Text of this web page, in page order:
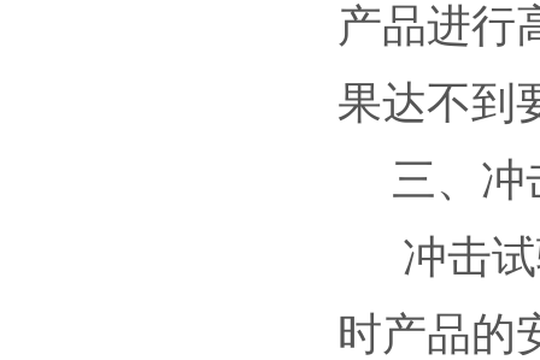
产品进行
果达不到
三、冲
冲击试
时产品的